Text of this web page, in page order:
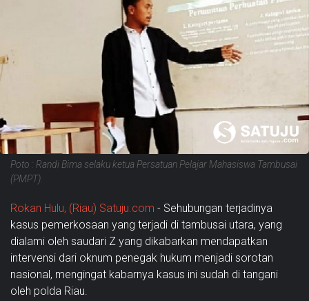
Poto : Randi Bima selaku ketua Persatuan Pelajar Mahasiswa Tambusai
(PMPT).
Rokan Hulu, (Riau) Satuju.com - Sehubungan terjadinya
kasus pemerkosaan yang terjadi di tambusai utara, yang
dialami oleh saudari Z yang dikabarkan mendapatkan
intervensi dari oknum penegak hukum menjadi sorotan
nasional, mengingat kabarnya kasus ini sudah di tangani
oleh polda Riau.